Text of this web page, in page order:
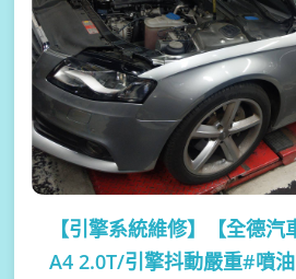
【引擎系統維修】
【全德
A4 2.0T/引擎抖動嚴重#噴